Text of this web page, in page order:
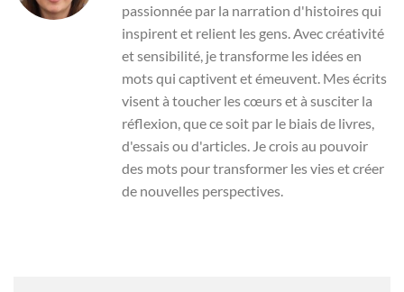
passionnée par la narration d'histoires qui
inspirent et relient les gens. Avec créativité
et sensibilité, je transforme les idées en
mots qui captivent et émeuvent. Mes écrits
visent à toucher les cœurs et à susciter la
réflexion, que ce soit par le biais de livres,
d'essais ou d'articles. Je crois au pouvoir
des mots pour transformer les vies et créer
de nouvelles perspectives.